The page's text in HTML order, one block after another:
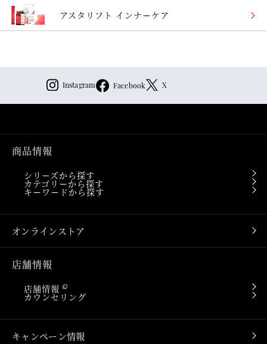
アスタリフト インナーケア
Instagram Facebook X
商品情報
シリーズから探す
カテゴリーから探す
キーワードから探す
オンラインストア
店舗情報
店舗情報
カウンセリング
キャンペーン情報